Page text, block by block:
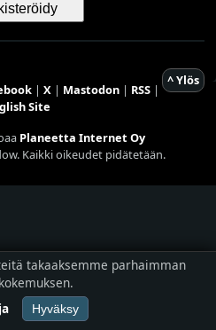
^ Ylös
| X| Mastodon| RSS|
Site
Planeetta Internet Oy
Kaikki oikeudet pidätetään.
takaaksemme parhaimman
Hyväksy